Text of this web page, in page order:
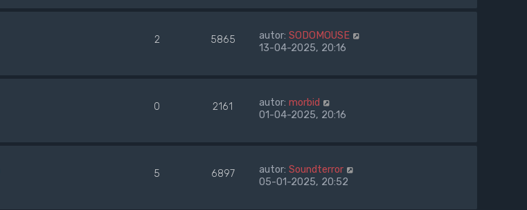
2 5865 autor: SODOMOUSE
13-04-2025, 20:16
0 2161 autor: morbid
01-04-2025, 20:16
5 6897 autor: Soundterror
05-01-2025, 20:52